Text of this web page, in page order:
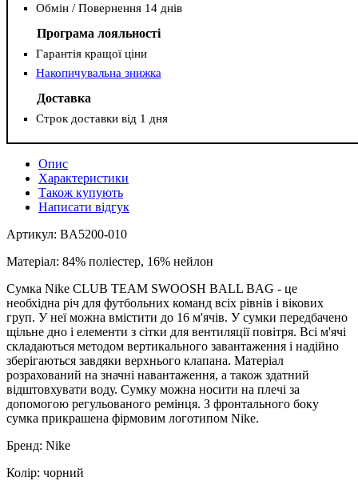
Обмін / Повернення 14 днів
Програма лояльності
Гарантія кращої ціни
Накопичувальна знижка
Доставка
Строк доставки від 1 дня
Опис
Характеристики
Також купують
Написати відгук
Артикул: BA5200-010
Матеріал: 84% поліестер, 16% нейлон
Сумка Nike CLUB TEAM SWOOSH BALL BAG - це
необхідна річ для футбольних команд всіх рівнів і вікових
груп. У неї можна вмістити до 16 м'ячів. У сумки передбачено
щільне дно і елементи з сітки для вентиляції повітря. Всі м'ячі
складаються методом вертикального завантаження і надійно
зберігаються завдяки верхнього клапана. Матеріал
розрахований на значні навантаження, а також здатний
відштовхувати воду. Сумку можна носити на плечі за
допомогою регульованого ремінця. З фронтального боку
сумка прикрашена фірмовим логотипом Nike.
Бренд: Nike
Колір: чорний